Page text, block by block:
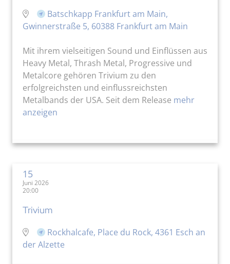
Batschkapp Frankfurt am Main,
Gwinnerstraße 5, 60388 Frankfurt am Main
Mit ihrem vielseitigen Sound und Einflüssen aus
Heavy Metal, Thrash Metal, Progressive und
Metalcore gehören Trivium zu den
erfolgreichsten und einflussreichsten
Metalbands der USA. Seit dem Release mehr
anzeigen
15
Juni 2026
20:00
Trivium
Rockhalcafe, Place du Rock, 4361 Esch an
der Alzette